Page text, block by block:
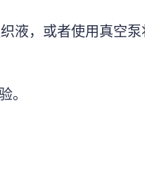
液，或者使用真空
。